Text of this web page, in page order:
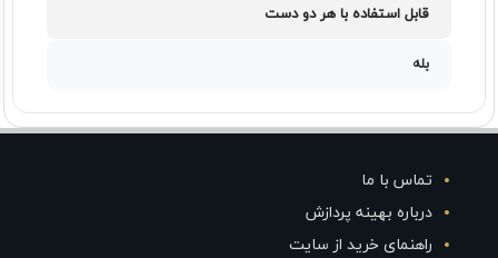
قابل استفاده با هر دو دست
بله
تماس با ما
درباره بهینه پردازش
راهنمای خرید از سایت